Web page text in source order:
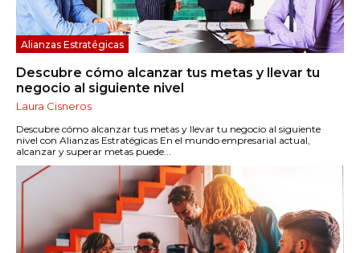
Alianzas Estratégicas
Descubre cómo alcanzar tus metas y llevar tu
negocio al siguiente nivel
Laura Cisneros
Descubre cómo alcanzar tus metas y llevar tu negocio al siguiente
nivel con Alianzas Estratégicas En el mundo empresarial actual,
alcanzar y superar metas puede...